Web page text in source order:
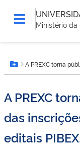
Ministério
está
aqui:Botão Menu
A PREXC torna
A PREXC
das
editais